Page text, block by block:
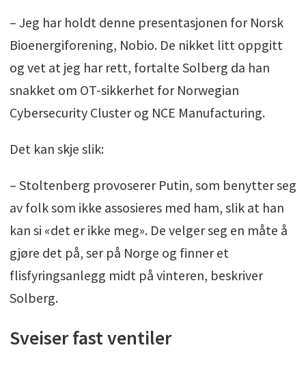
– Jeg har holdt denne presentasjonen for Norsk
Bioenergiforening, Nobio. De nikket litt oppgitt
og vet at jeg har rett, fortalte Solberg da han
snakket om OT-sikkerhet for Norwegian
Cybersecurity Cluster og NCE Manufacturing.
Det kan skje slik:
– Stoltenberg provoserer Putin, som benytter seg
av folk som ikke assosieres med ham, slik at han
kan si «det er ikke meg». De velger seg en måte å
gjøre det på, ser på Norge og finner et
flisfyringsanlegg midt på vinteren, beskriver
Solberg.
Sveiser fast ventiler